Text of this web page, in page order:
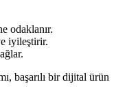
odaklanır.
iyileştirir.
başarılı bir dijital ürün